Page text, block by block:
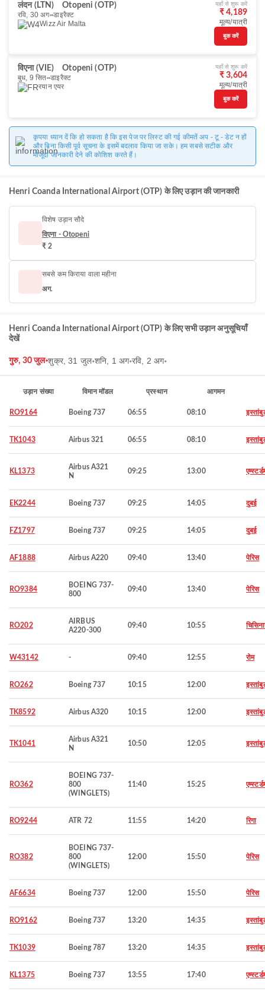
लंदन (LTN)
Otopeni (OTP)
रवि, 30 अग॰ डाइरैक्ट
Wizz Air Malta
यहाँ से शुरू करें
₹ 4,189
मूल्य/यात्री
बुक करें
विएना (VIE)
Otopeni (OTP)
बुध, 9 सित॰ डाइरैक्ट
रयान एयर
यहाँ से शुरू करें
₹ 3,604
मूल्य/यात्री
बुक करें
कृपया ध्यान दें कि हो सकता है कि इस पेज पर लिस्ट की गई कीमतें अप - टू - डेट न हों
और बिना किसी पूर्व सूचना के इसमें बदलाव किया जा सके। हम सबसे सटीक और
मौजूदा जानकारी देने की कोशिश करते हैं।
Henri Coanda International Airport (OTP) के लिए उड़ान की जानकारी
विशेष उड़ान सौदे
विएना - Otopeni
₹ 2
सबसे कम किराया वाला महीना
अग.
Henri Coanda International Airport (OTP) के लिए सभी उड़ान अनुसूचियाँ
देखें
गुरु, 30 जुल॰शुक्र, 31 जुल॰शनि, 1 अग॰रवि, 2 अग॰
उड़ान संख्या विमान मॉडल प्रस्थान आगमन
RO9164 Boeing 737 06:55 08:10
TK1043 Airbus 321 06:55 08:10
KL1373
Airbus A321
N
09:25 13:00
EK2244 Boeing 737 09:25 14:05 दुबई
FZ1797 Boeing 737 09:25 14:05 दुबई
AF1888 Airbus A220 09:40 13:40 पेरिस
RO9384
BOEING 737-
800
09:40 13:40 पेरिस
RO202
AIRBUS
A220-300
09:40 10:55
W43142 - 09:40 12:55 रोम
RO262 Boeing 737 10:15 12:00
TK8592 Airbus A320 10:15 12:00
TK1041
Airbus A321
N
10:50 12:05
RO362
BOEING 737-
800
(WINGLETS)
11:40 15:25
RO9244 ATR 72 11:55 14:20 रिगा
RO382
BOEING 737-
800
(WINGLETS)
12:00 15:50 पेरिस
AF6634 Boeing 737 12:00 15:50 पेरिस
RO9162 Boeing 737 13:20 14:35
TK1039 Boeing 787 13:20 14:35
KL1375 Boeing 737 13:55 17:40